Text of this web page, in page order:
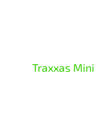
Traxxas Mini